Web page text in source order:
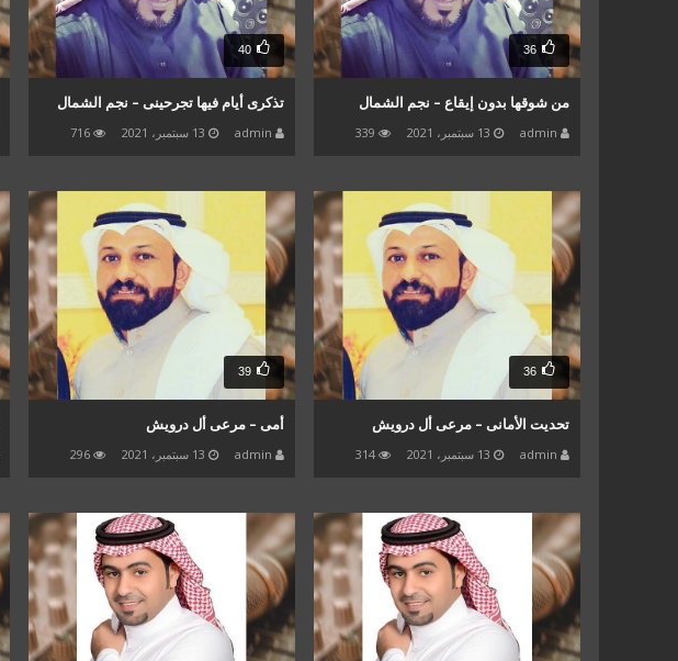
36
من شوقها بدون إيقاع – نجم الشمال
admin 13 سبتمبر، 2021 339
40
تذكرى أيام فيها تجرحينى – نجم الشمال
admin 13 سبتمبر، 2021 716
36
تحديت الأمانى – مرعى أل درويش
admin 13 سبتمبر، 2021 314
39
أمى – مرعى أل درويش
admin 13 سبتمبر، 2021 296